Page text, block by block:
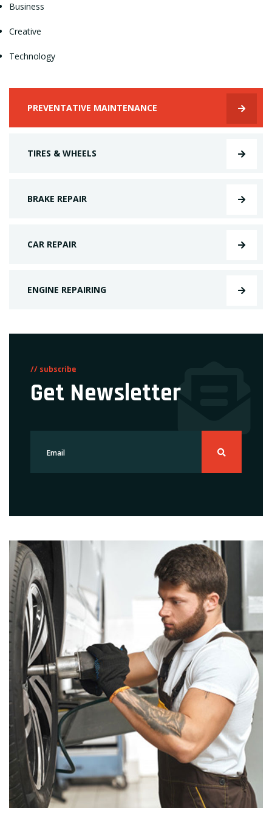
Business
Creative
Technology
PREVENTATIVE MAINTENANCE
TIRES & WHEELS
BRAKE REPAIR
CAR REPAIR
ENGINE REPAIRING
// subscribe
Get Newsletter